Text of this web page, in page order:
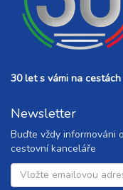
30 let s vámi na
Newsletter
Buďte vždy informováni
cestovní kanceláře